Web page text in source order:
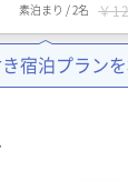
素泊まり /2名 ￥
宿泊プラン